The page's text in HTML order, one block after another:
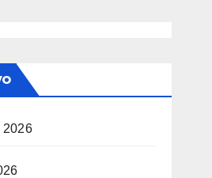
2026